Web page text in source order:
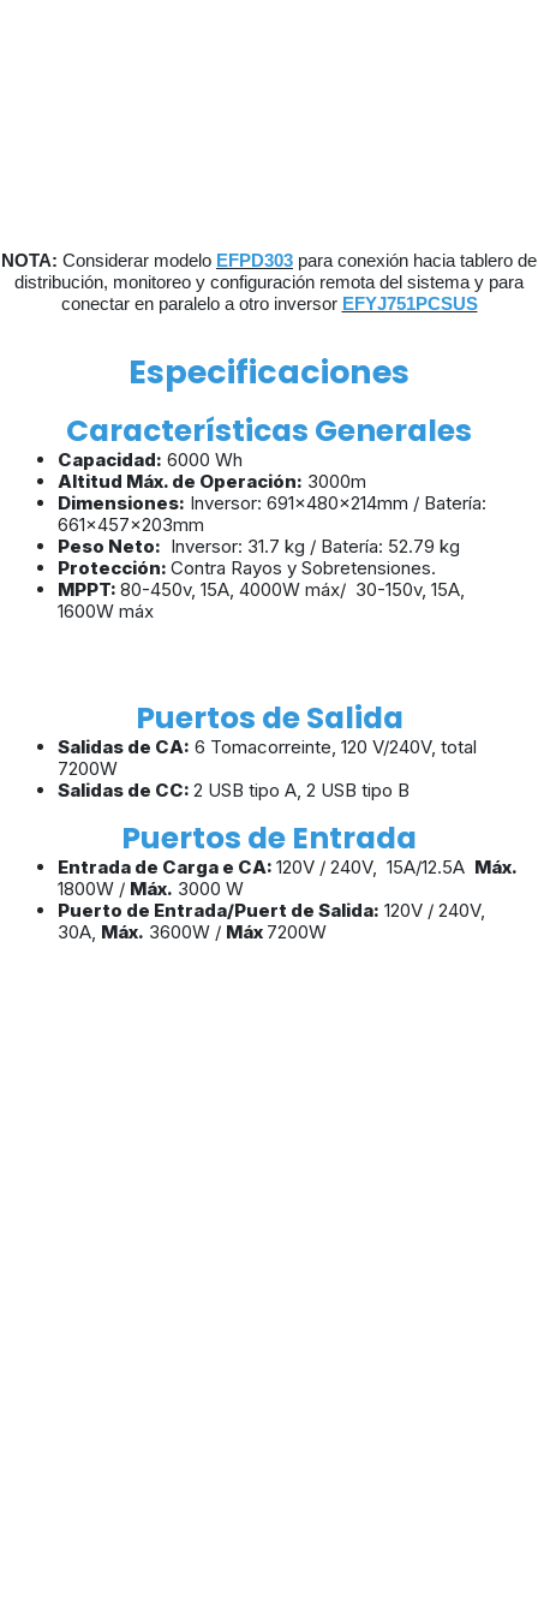
NOTA: Considerar modelo EFPD303 para conexión hacia tablero de
distribución, monitoreo y configuración remota del sistema y para
conectar en paralelo a otro inversor EFYJ751PCSUS
Especificaciones
Características Generales
Capacidad: 6000 Wh
Altitud Máx. de Operación: 3000m
Dimensiones: Inversor: 691x480x214mm / Batería:
661x457x203mm
Peso Neto: Inversor: 31.7 kg / Batería: 52.79 kg
Protección: Contra Rayos y Sobretensiones.
MPPT: 80-450v, 15A, 4000W máx/ 30-150v, 15A,
1600W máx
Puertos de Salida
Salidas de CA: 6 Tomacorreinte, 120 V/240V, total
7200W
Salidas de CC: 2 USB tipo A, 2 USB tipo B
Puertos de Entrada
Entrada de Carga e CA: 120V / 240V, 15A/12.5A Máx.
1800W / Máx. 3000 W
Puerto de Entrada/Puert de Salida: 120V / 240V,
30A, Máx. 3600W / Máx 7200W